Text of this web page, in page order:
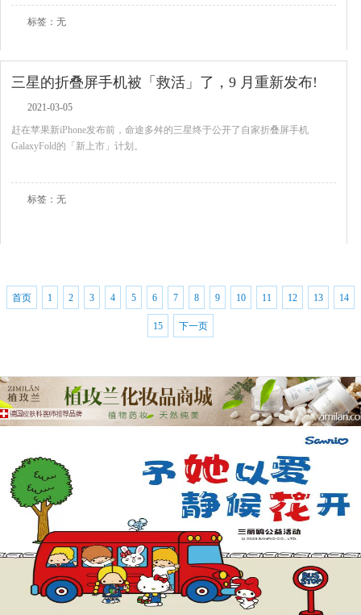
标签：无
三星的折叠屏手机被「救活」了，9 月重新发布!
2021-03-05
赶在苹果新iPhone发布前，命途多舛的三星终于公开了自家折叠屏手机
GalaxyFold的「新上市」计划。
标签：无
首页 1 2 3 4 5 6 7 8 9 10 11 12 13 14
15 下一页